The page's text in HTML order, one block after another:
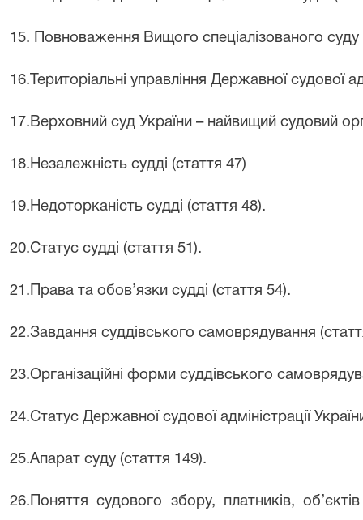
15. Повноваження Вищого спеціалізованого суду
1 6.Територіальні управління Державної судової
1 7.Верховний суд України – найвищий судовий
18.Незалежність судді (стаття 47)
1 9.Недоторканість судді (стаття 48).
20.Статус судді (стаття 51).
21 .Права та обов’язки судді (стаття 54).
22.Завдання суддівського самоврядування
23.Організаційні форми суддівського
24.Статус Державної судової адміністрації
25.Апарат суду (стаття 149).
26.Поняття судового збору, платників, об’